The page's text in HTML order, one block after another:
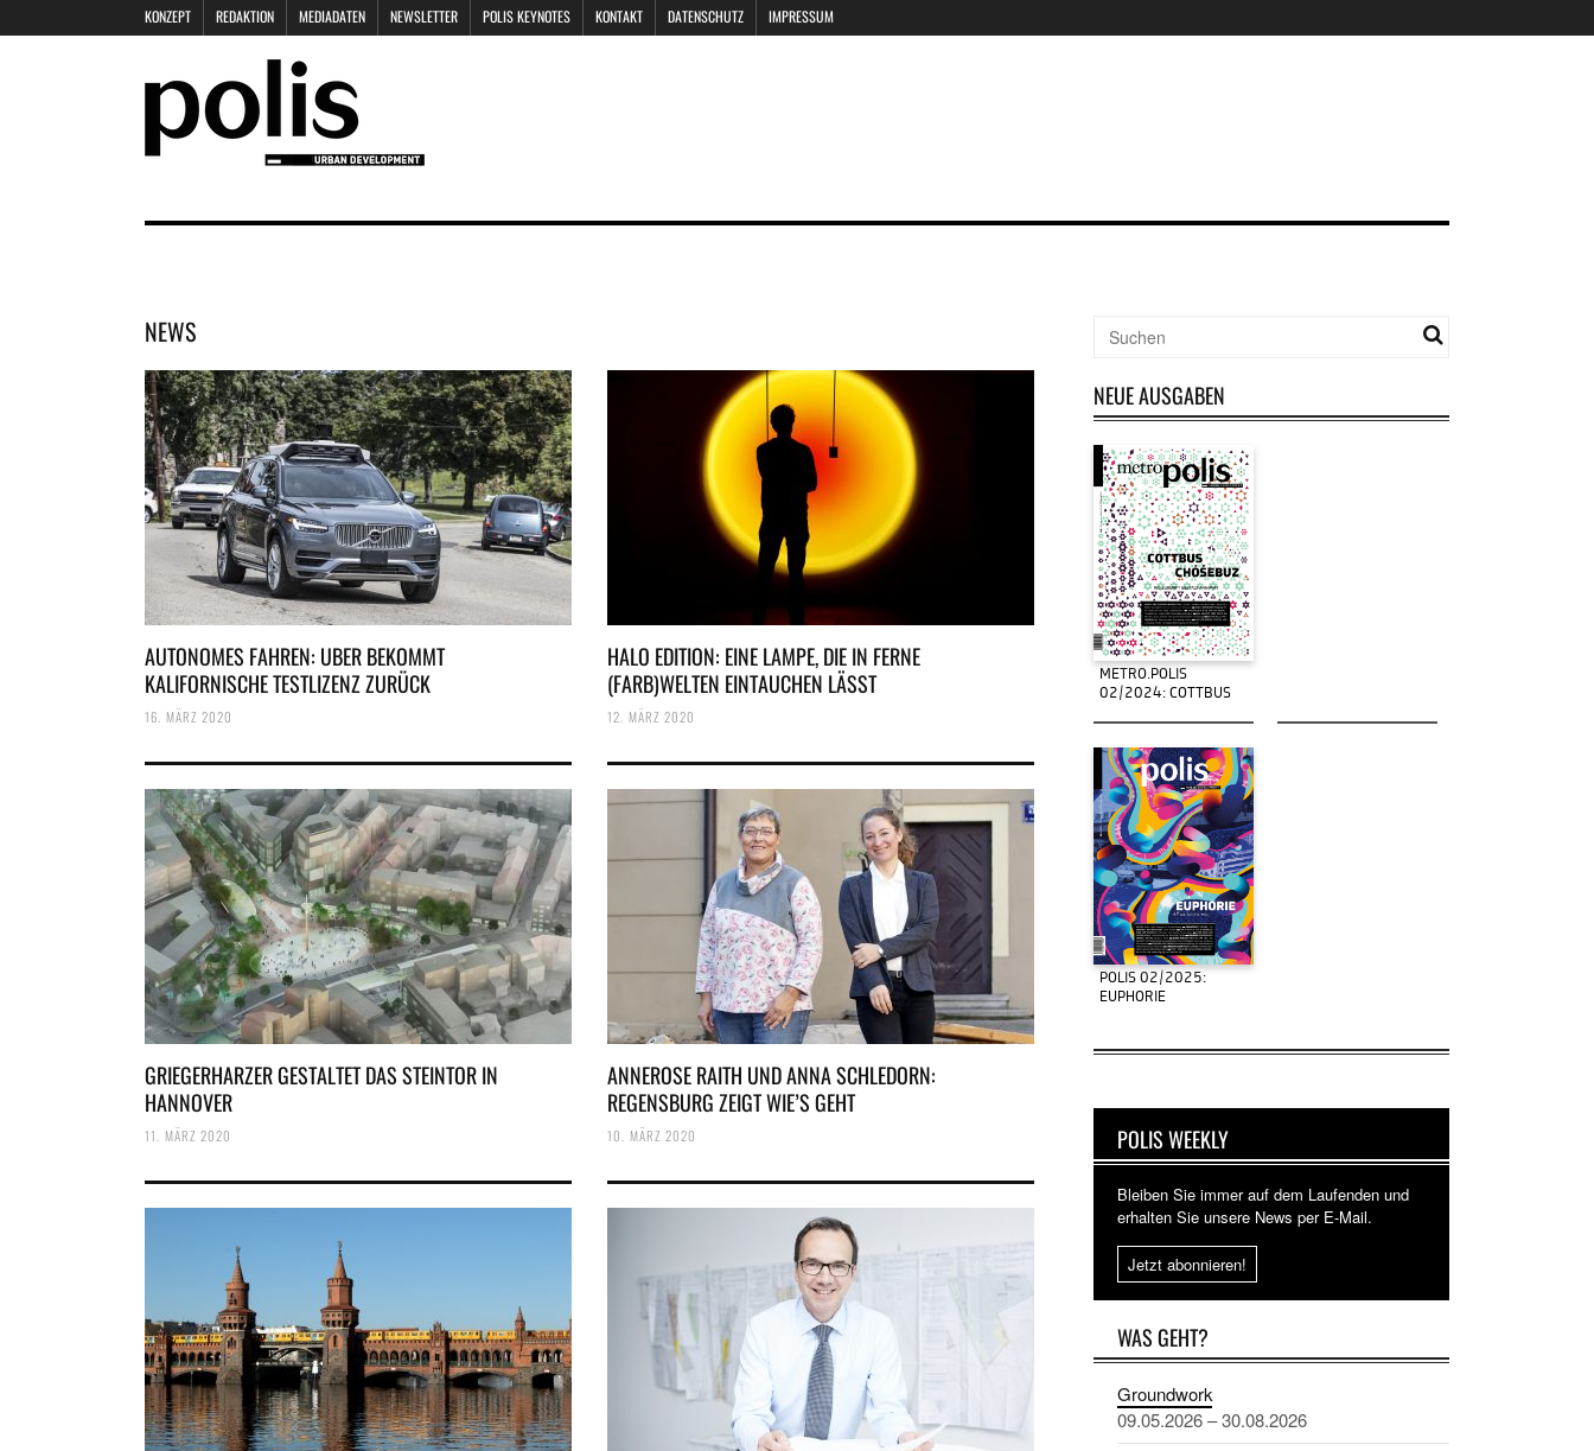
KONZEPT REDAKTION MEDIADATEN NEWSLETTER POLIS KEYNOTES KONTAKT DATENSCHUTZ IMPRESSUM
NEWS
AUTONOMES FAHREN: UBER BEKOMMT
KALIFORNISCHE TESTLIZENZ ZURÜCK
16. MÄRZ 2020
HALO EDITION: EINE LAMPE, DIE IN FERNE
(FARB)WELTEN EINTAUCHEN LÄSST
12. MÄRZ 2020
GRIEGERHARZER GESTALTET DAS STEINTOR IN
HANNOVER
11. MÄRZ 2020
ANNEROSE RAITH UND ANNA SCHLEDORN:
REGENSBURG ZEIGT WIE’S GEHT
10. MÄRZ 2020
NEUE AUSGABEN
METRO.POLIS
02/2024: COTTBUS
POLIS 02/2025:
EUPHORIE
POLIS WEEKLY
Bleiben Sie immer auf dem Laufenden und
erhalten Sie unsere News per E-Mail.
Jetzt abonnieren!
WAS GEHT?
Groundwork
09.05.2026 – 30.08.2026